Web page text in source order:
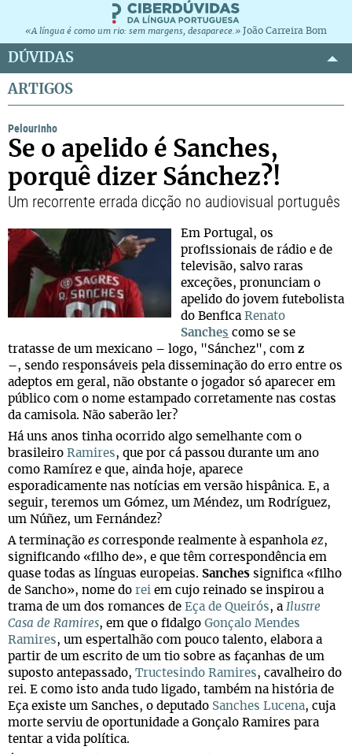
«A língua é como um rio: sem margens, desaparece.» João Carreira Bom
DÚVIDAS
ARTIGOS
Pelourinho
Se o apelido é Sanches,
porquê dizer Sánchez?!
Um recorrente errada dicção no audiovisual português
Em Portugal, os
profissionais de rádio e de
televisão, salvo raras
exceções, pronunciam o
apelido do jovem futebolista
do Benfica Renato
Sanches como se se
tratasse de um mexicano – logo, "Sánchez", com z
–, sendo responsáveis pela disseminação do erro entre os
adeptos em geral, não obstante o jogador só aparecer em
público com o nome estampado corretamente nas costas
da camisola. Não saberão ler?
Há uns anos tinha ocorrido algo semelhante com o
brasileiro Ramires, que por cá passou durante um ano
como Ramírez e que, ainda hoje, aparece
esporadicamente nas notícias em versão hispânica. E, a
seguir, teremos um Gómez, um Méndez, um Rodríguez,
um Núñez, um Fernández?
A terminação es corresponde realmente à espanhola ez,
significando «filho de», e que têm correspondência em
quase todas as línguas europeias. Sanches significa «filho
de Sancho», nome do rei em cujo reinado se inspirou a
trama de um dos romances de Eça de Queirós, a Ilustre
Casa de Ramires, em que o fidalgo Gonçalo Mendes
Ramires, um espertalhão com pouco talento, elabora a
partir de um escrito de um tio sobre as façanhas de um
suposto antepassado, Tructesindo Ramires, cavalheiro do
rei. E como isto anda tudo ligado, também na história de
Eça existe um Sanches, o deputado Sanches Lucena, cuja
morte serviu de oportunidade a Gonçalo Ramires para
tentar a vida política.